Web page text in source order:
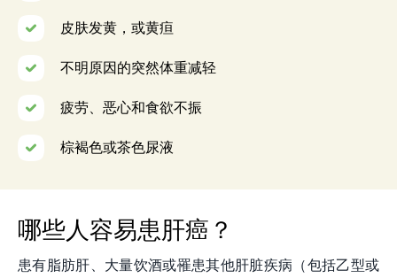
皮肤发黄，或黄疸
不明原因的突然体重减轻
疲劳、恶心和食欲不振
棕褐色或茶色尿液
哪些人容易患肝癌？
患有脂肪肝、大量饮酒或罹患其他肝脏疾病（包括乙型或